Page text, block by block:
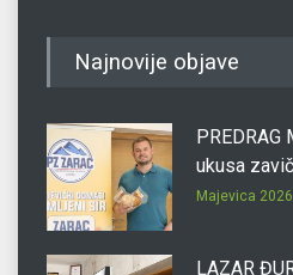
Najnovije objave
PREDRAG
ukusa
Majevica 2026
LAZAR